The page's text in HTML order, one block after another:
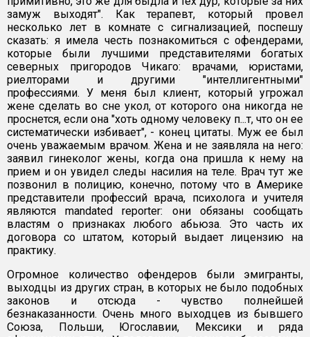
замуж выходят". Как терапевт, который провел
несколько лет в комнате с сигнализацией, поспешу
сказать: я имела честь познакомиться с офендерами,
которые были лучшими представителями богатых
северных пригородов Чикаго: врачами, юристами,
риелторами и другими "интеллигентными"
профессиями. У меня был клиент, который угрожал
жене сделать во сне укол, от которого она никогда не
проснется, если она "хоть одному человеку п...т, что он ее
систематически избивает", - конец цитаты. Муж ее был
очень уважаемым врачом. Жена и не заявляла на него:
заявил гинеколог жены, когда она пришла к нему на
прием и он увидел следы насилия на теле. Врач тут же
позвонил в полицию, конечно, потому что в Америке
представители профессий врача, психолога и учителя
являются mandated reporter: они обязаны сообщать
властям о признаках любого абьюза. Это часть их
договора со штатом, который выдает лицензию на
практику.
Огромное количество офендеров были эмигранты,
выходцы из других стран, в которых не было подобных
законов и отсюда - чувство полнейшей
безнаказанности. Очень много выходцев из бывшего
Союза, Польши, Югославии, Мексики и ряда